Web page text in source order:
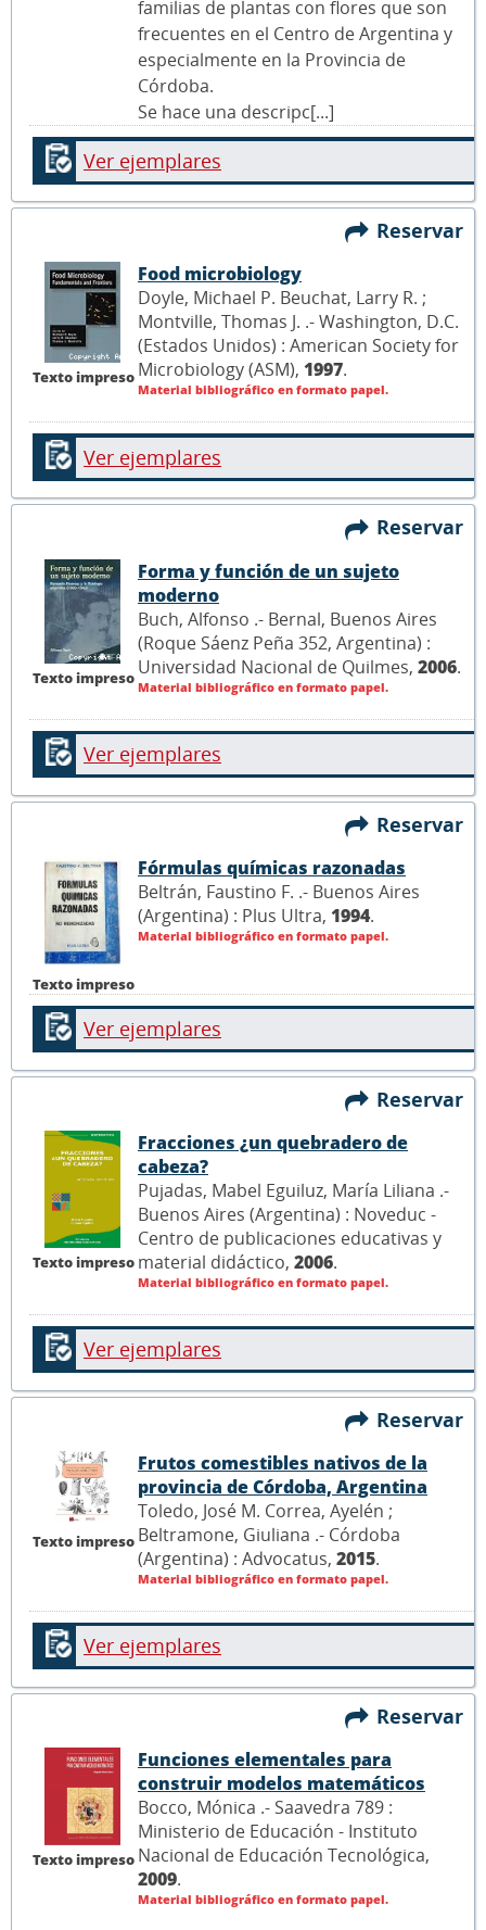
familias de plantas con flores que son
frecuentes en el Centro de Argentina y
especialmente en la Provincia de
Córdoba.
Se hace una descripc[...]
Ver ejemplares
Reservar
Texto impreso
Food microbiology
Doyle, Michael P. Beuchat, Larry R. ;
Montville, Thomas J. .- Washington, D.C.
(Estados Unidos) : American Society for
Microbiology (ASM), 1997.
Material bibliográfico en formato papel.
Ver ejemplares
Reservar
Texto impreso
Forma y función de un sujeto
moderno
Buch, Alfonso .- Bernal, Buenos Aires
(Roque Sáenz Peña 352, Argentina) :
Universidad Nacional de Quilmes, 2006.
Material bibliográfico en formato papel.
Ver ejemplares
Reservar
Texto impreso
Fórmulas químicas razonadas
Beltrán, Faustino F. .- Buenos Aires
(Argentina) : Plus Ultra, 1994.
Material bibliográfico en formato papel.
Ver ejemplares
Reservar
Texto impreso
Fracciones ¿un quebradero de
cabeza?
Pujadas, Mabel Eguiluz, María Liliana .-
Buenos Aires (Argentina) : Noveduc -
Centro de publicaciones educativas y
material didáctico, 2006.
Material bibliográfico en formato papel.
Ver ejemplares
Reservar
Texto impreso
Frutos comestibles nativos de la
provincia de Córdoba, Argentina
Toledo, José M. Correa, Ayelén ;
Beltramone, Giuliana .- Córdoba
(Argentina) : Advocatus, 2015.
Material bibliográfico en formato papel.
Ver ejemplares
Reservar
Texto impreso
Funciones elementales para
construir modelos matemáticos
Bocco, Mónica .- Saavedra 789 :
Ministerio de Educación - Instituto
Nacional de Educación Tecnológica,
2009.
Material bibliográfico en formato papel.